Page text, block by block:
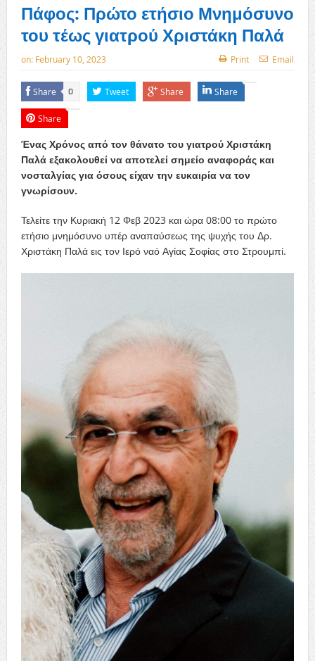
Πάφος: Πρώτο ετήσιο Μνημόσυνο
του τέως γιατρού Χριστάκη Παλά
on: February 10, 2023 Print Email
Share 0 Tweet Share Share
Share
Ένας Χρόνος από τον θάνατο του γιατρού Χριστάκη
Παλά εξακολουθεί να αποτελεί σημείο αναφοράς και
νοσταλγίας για όσους είχαν την ευκαιρία να τον
γνωρίσουν.
Τελείτε την Κυριακή 12 Φεβ 2023 και ώρα 08:00 το πρώτο
ετήσιο μνημόσυνο υπέρ αναπαύσεως της ψυχής του Δρ.
Χριστάκη Παλά εις τον Ιερό ναό Αγίας Σοφίας στο Στρουμπί.